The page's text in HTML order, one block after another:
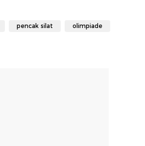
pencak silat olimpiade